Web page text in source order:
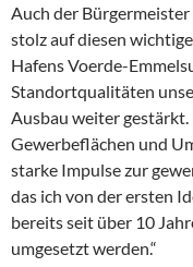
Auch der
stolz auf diesen
Hafens Voerde-
Standortqualitäten
Ausbau weiter
Gewerbeflächen und
starke Impulse zur
das ich von der ersten
bereits seit über 10
umgesetzt werden.“